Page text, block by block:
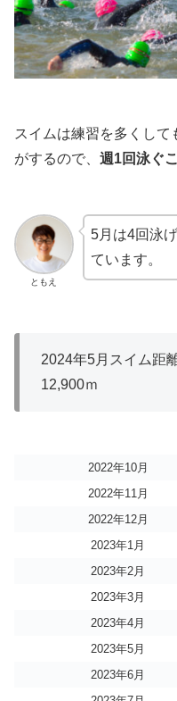
スイムは練習を多くし
がするので、 週1回泳ぐ
ともえ
5月は4回泳
ています。
2024年5月スイム距
12,900ｍ
2022年10月
2022年11月
2022年12月
2023年1月
2023年2月
2023年3月
2023年4月
2023年5月
2023年6月